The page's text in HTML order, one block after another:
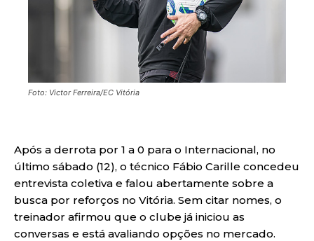
Foto: Victor Ferreira/EC Vitória
Após a derrota por 1 a 0 para o Internacional, no
último sábado (12), o técnico Fábio Carille concedeu
entrevista coletiva e falou abertamente sobre a
busca por reforços no Vitória. Sem citar nomes, o
treinador afirmou que o clube já iniciou as
conversas e está avaliando opções no mercado.